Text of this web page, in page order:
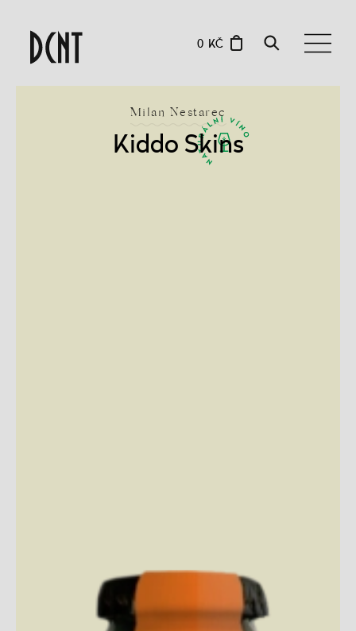
0 KČ
Milan Nestarec
Kiddo Skins